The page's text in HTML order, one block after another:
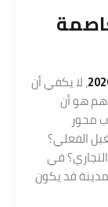
، لا يكفي أن
هو أن
محور
الفعلي؟
التجاري؟ في
قد يكون